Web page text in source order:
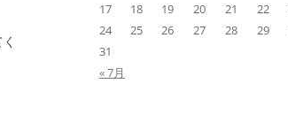
17
18 19 20 21 22
24
25 26 27 28 29
31
« 7月